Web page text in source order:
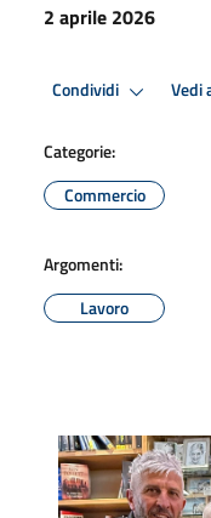
2 aprile 2026
Condividi Vedi
Categorie:
Commercio
Argomenti:
Lavoro